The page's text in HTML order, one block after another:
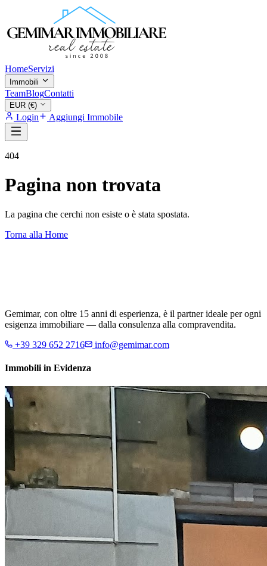
HomeServizi
Immobili
TeamBlogContatti
EUR (€)
Login Aggiungi Immobile
404
Pagina non trovata
La pagina che cerchi non esiste o è stata spostata.
Torna alla Home
Gemimar, con oltre 15 anni di esperienza, è il partner ideale per ogni
esigenza immobiliare — dalla consulenza alla compravendita.
+39 329 652 2716
info@gemimar.com
Immobili in Evidenza